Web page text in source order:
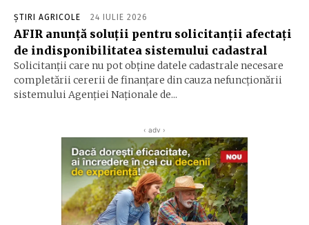
ȘTIRI AGRICOLE 24 IULIE 2026
AFIR anunță soluții pentru solicitanții afectați
de indisponibilitatea sistemului cadastral
Solicitanţii care nu pot obţine datele cadastrale necesare
completării cererii de finanţare din cauza nefuncţionării
sistemului Agenţiei Naţionale de...
‹ adv ›